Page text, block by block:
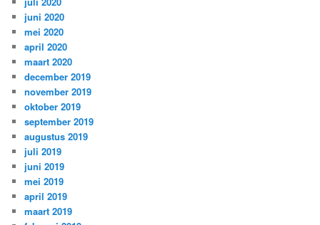
juni 2020
mei 2020
april 2020
maart 2020
december 2019
november 2019
oktober 2019
september 2019
augustus 2019
juli 2019
juni 2019
mei 2019
april 2019
maart 2019